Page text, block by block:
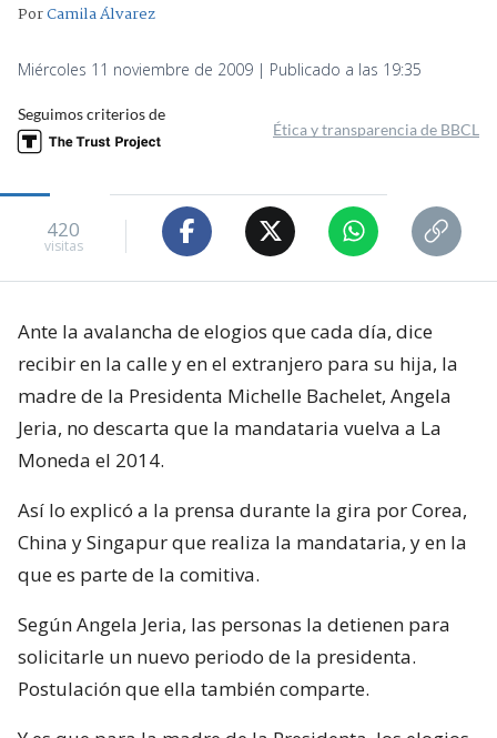
PorCamila Álvarez
Miércoles 11 noviembre de 2009 | Publicado a las 19:35
Seguimos criterios de
Ética y transparencia de BBCL
420
visitas
Ante la avalancha de elogios que cada día, dice
recibir en la calle y en el extranjero para su hija, la
madre de la Presidenta Michelle Bachelet, Angela
Jeria, no descarta que la mandataria vuelva a La
Moneda el 2014.
Así lo explicó a la prensa durante la gira por Corea,
China y Singapur que realiza la mandataria, y en la
que es parte de la comitiva.
Según Angela Jeria, las personas la detienen para
solicitarle un nuevo periodo de la presidenta.
Postulación que ella también comparte.